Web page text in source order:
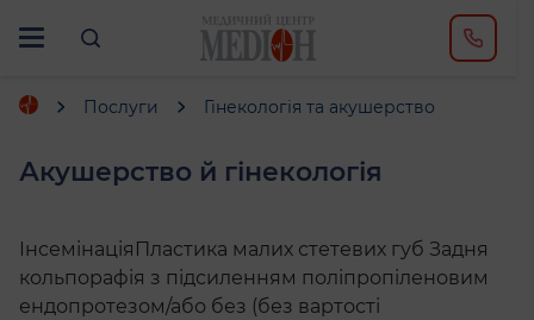
Послуги Гінекологія та акушерство
Акушерство й гінекологія
ІнсемінаціяПластика малих стетевих губ Задня
кольпорафія з підсиленням поліпропіленовим
ендопротезом/або без (без вартості